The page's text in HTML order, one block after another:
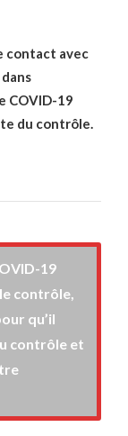
contact avec
COVID-19
du contrôle.
19
contrôle,
qu’il
contrôle et